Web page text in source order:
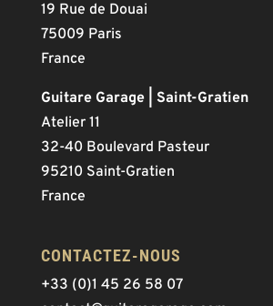
19 Rue de Douai
75009 Paris
France
Guitare Garage | Saint-Gratien
Atelier 11
32-40 Boulevard Pasteur
95210 Saint-Gratien
France
CONTACTEZ-NOUS
+33 (0)1 45 26 58 07